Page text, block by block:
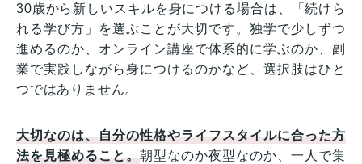
30歳から新しいスキルを身につける場合は、「続けら
れる学び方」を選ぶことが大切です。独学で少しずつ
進めるのか、オンライン講座で体系的に学ぶのか、副
業で実践しながら身につけるのかなど、選択肢はひと
つではありません。
大切なのは、自分の性格やライフスタイルに合った方
法を見極めること。朝型なのか夜型なのか、一人で集